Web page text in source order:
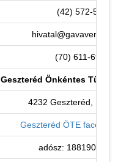
(42) 572-500
(70) 611-6946
Geszteréd Önkéntes
4232 Geszteréd,
Geszteréd ÖTE
adósz: 18819047-